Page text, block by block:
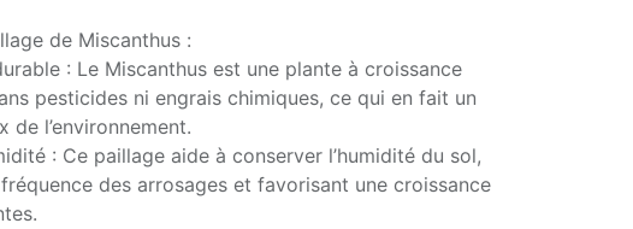
de Miscanthus :
: Le Miscanthus est une plante à croissance
pesticides ni engrais chimiques, ce qui en fait un
de l’environnement.
: Ce paillage aide à conserver l’humidité du sol,
des arrosages et favorisant une croissance